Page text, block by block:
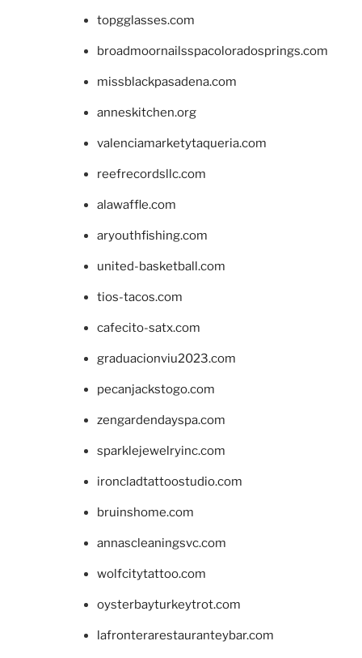
topgglasses.com
broadmoornailsspacoloradosprings.com
missblackpasadena.com
anneskitchen.org
valenciamarketytaqueria.com
reefrecordsllc.com
alawaffle.com
aryouthfishing.com
united-basketball.com
tios-tacos.com
cafecito-satx.com
graduacionviu2023.com
pecanjackstogo.com
zengardendayspa.com
sparklejewelryinc.com
ironcladtattoostudio.com
bruinshome.com
annascleaningsvc.com
wolfcitytattoo.com
oysterbayturkeytrot.com
lafronterarestauranteybar.com